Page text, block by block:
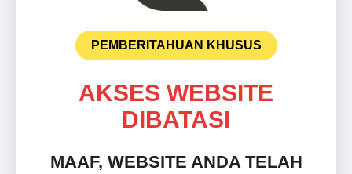
PEMBERITAHUAN KHUSUS
AKSES WEBSITE
DIBATASI
MAAF, WEBSITE ANDA TELAH